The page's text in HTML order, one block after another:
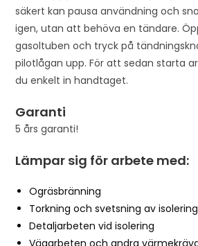
a
i
t
l
i
t
f
r
h
s
säkert kan pausa användning och
igen, utan att behöva en tändare.
gasoltuben och tryck på
pilotlågan upp. För att sedan starta
du enkelt in handtaget.
Garanti
5 års garanti!
Lämpar sig för arbete med:
Ogräsbränning
Torkning och svetsning av
Detaljarbeten vid isolering
Vägarbeten och andra